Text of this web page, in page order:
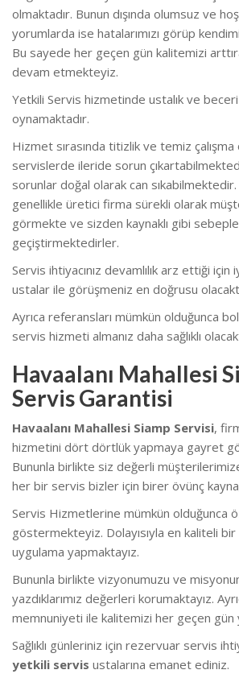
olmaktadır. Bunun dışında olumsuz ve
yorumlarda ise hatalarımızı görüp
Bu sayede her geçen gün kalitemizi
devam etmekteyiz.
Yetkili Servis hizmetinde ustalık ve
oynamaktadır.
Hizmet sırasında titizlik ve temiz
servislerde ileride sorun
sorunlar doğal olarak can
genellikle üretici firma sürekli olarak
görmekte ve sizden kaynaklı gibi
geçiştirmektedirler.
Servis ihtiyacınız devamlılık arz ettiği için
ustalar ile görüşmeniz en doğrusu
Ayrıca referansları mümkün olduğunca
servis hizmeti almanız daha sağlıklı
Havaalanı Mahallesi
Servis Garantisi
Havaalanı Mahallesi Siamp Servisi,
hizmetini dört dörtlük yapmaya gayret
Bununla birlikte siz değerli
her bir servis bizler için birer övünç
Servis Hizmetlerine mümkün olduğunca
göstermekteyiz. Dolayısıyla en kaliteli
uygulama yapmaktayız.
Bununla birlikte vizyonumuzu ve
yazdıklarımız değerleri korumaktayız.
memnuniyeti ile kalitemizi her geçen
Sağlıklı günleriniz için rezervuar servis
yetkili servis ustalarına emanet ediniz.